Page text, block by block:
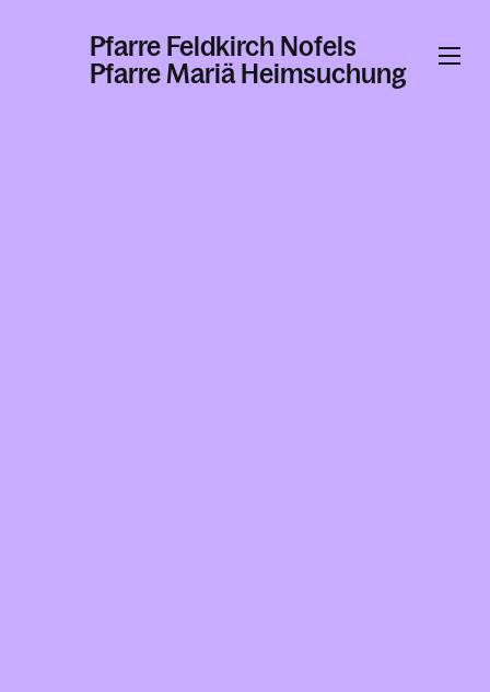
Pfarre Feldkirch Nofels
Pfarre Mariä Heimsuchung